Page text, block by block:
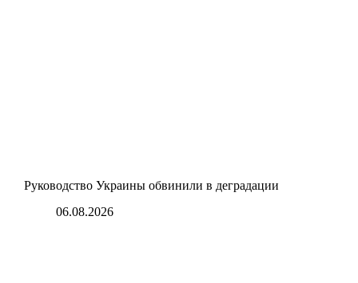
Руководство Украины обвинили в деградации
06.08.2026